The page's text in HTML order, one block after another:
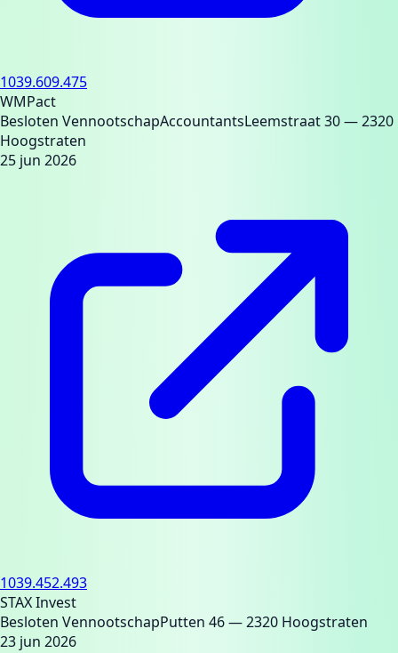
1039.609.475
WMPact
Besloten VennootschapAccountantsLeemstraat 30— 2320
Hoogstraten
25 jun 2026
1039.452.493
STAX Invest
Besloten VennootschapPutten 46— 2320 Hoogstraten
23 jun 2026